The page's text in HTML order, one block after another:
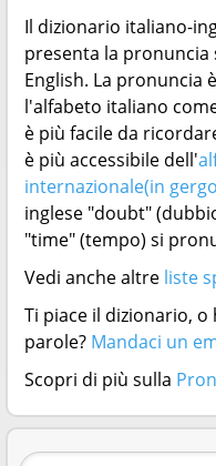
Il dizionario italiano-
presenta la pronuncia
English. La pronuncia
l'alfabeto italiano
è più facile da
è più accessibile dell'
internazionale(in
inglese "doubt"
"time" (tempo) si
Vedi anche altre liste
Ti piace il dizionario,
parole? Mandaci un
Scopri di più sulla